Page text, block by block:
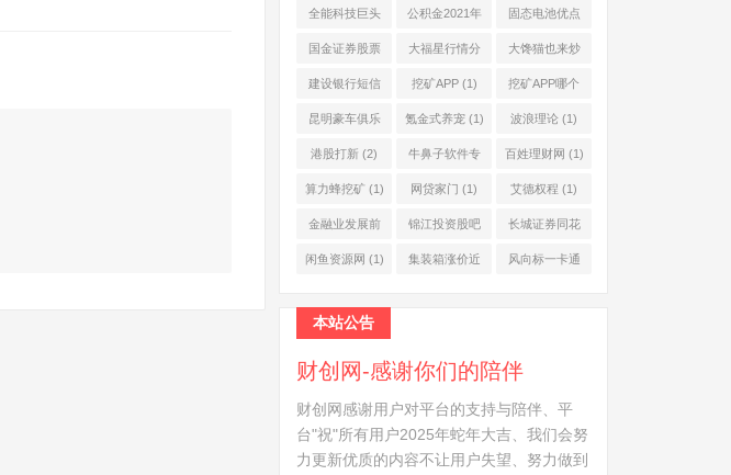
(2) 退休(1)
全能科技巨头
(1)
公积金2021年
起不允许提取
固态电池优点
(1)
国金证券股票
(2)
大福星行情分
析系统(1)
大馋猫也来炒
股票(1)
建设银行短信
服务费(1)
挖矿APP(1) 挖矿APP哪个
靠谱(1)
昆明豪车俱乐
部(1)
氪金式养宠(1) 波浪理论 (1)
港股打新 (2) 牛鼻子软件专
业版(1)
百姓理财网 (1)
算力蜂挖矿(1) 网贷家门 (1) 艾德权程 (1)
金融业发展前
景(1)
锦江投资股吧
(1)
长城证券同花
顺(1)
闲鱼资源网 (1) 集装箱涨价近 风向标一卡通
本站公告
财创网-感谢你们的陪伴
财创网感谢用户对平台的支持与陪伴、平
台"祝"所有用户2025年蛇年大吉、我们会努
力更新优质的内容不让用户失望、努力做到